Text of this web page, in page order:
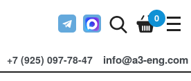
+7 (925) 097-78-47 info@a3-eng.com
0